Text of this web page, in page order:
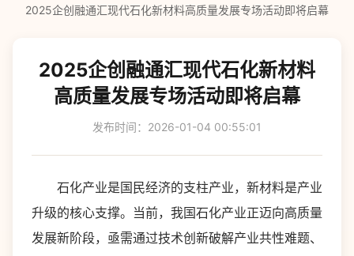
2025企创融通汇现代石化新材料高质量发展专场活动即将启幕
2025企创融通汇现代石化新材料
高质量发展专场活动即将启幕
发布时间：2026-01-04 00:55:01
石化产业是国民经济的支柱产业，新材料是产业
升级的核心支撑。当前，我国石化产业正迈向高质量
发展新阶段，亟需通过技术创新破解产业共性难题、